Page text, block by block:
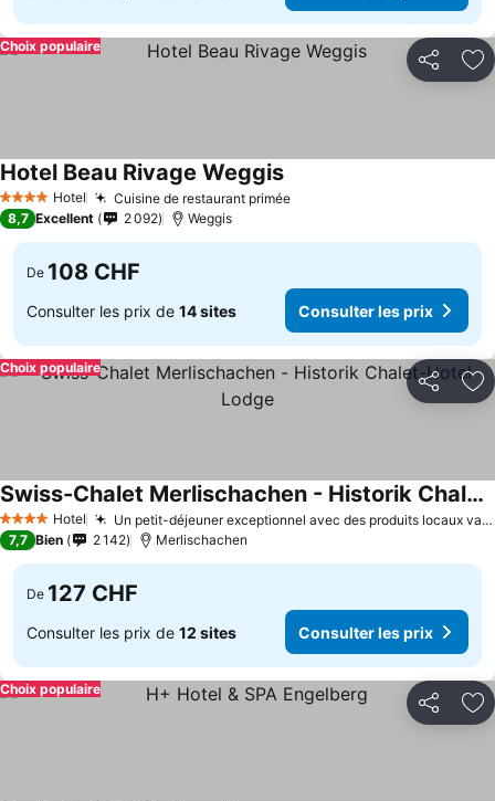
Partager
Choix populaire
4 Étoiles Hotel Cuisine de restaurant primée
Hotel Beau Rivage Weggis
8,7 Excellent 2 092 Weggis
De 108 CHF
Consulter les prix de 14 sites Consulter les prix
Partager
Choix populaire
4 Étoiles Hotel Un petit-déjeuner exceptionnel avec des produits locaux variés
Swiss-Chalet Merlischachen - Historik Chalet-Hotel Lodge
7,7 Bien 2 142 Merlischachen
De 127 CHF
Consulter les prix de 12 sites Consulter les prix
Partager
Choix populaire